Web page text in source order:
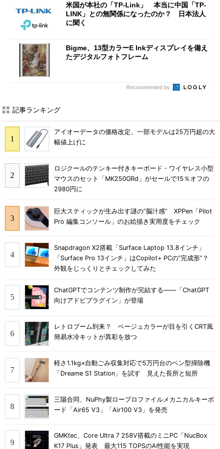
米国が本社の「TP-Link」 本当に中国「TP-
LINK」との無関係になったのか？ 日本法人
に聞く
Bigme、13型カラーE Inkディスプレイを備え
たデジタルフォトフレーム
Recommended by
記事ランキング
アイオーデータの価格改定、一部モデルは25万円超の大
幅値上げに
ロジクールのテンキー付きキーボード・ワイヤレス小型
マウスのセット「MK250GRd」がセールで15％オフの
2980円に
巨大スティックが生み出す謎の“脳汁感” XPPen「Pilot
Pro 編集コンソール」のお絵描き実用度をチェック
Snapdragon X2搭載「Surface Laptop 13.8インチ」
「Surface Pro 13インチ」はCopilot+ PCの“完成形”？
外観をじっくりとチェックしてみた
ChatGPTでコンテンツ制作が完結する――「ChatGPT
向けアドビプラグイン」が登場
レトロブーム到来？ ベージュカラーが目を引くCRT風
簡易水冷キットが異彩を放つ
軽さ1.1kg×自動ごみ収集対応で5万円台のペン型掃除機
「Dreame S1 Station」を試す 見えた長所と短所
三陽合同、NuPhy製ロープロファイルメカニカルキーボ
ード「Air65 V3」「Air100 V3」を発売
GMKtec、Core Ultra 7 258V搭載のミニPC「NucBox
K17 Plus」発表 最大115 TOPSのAI性能を実現